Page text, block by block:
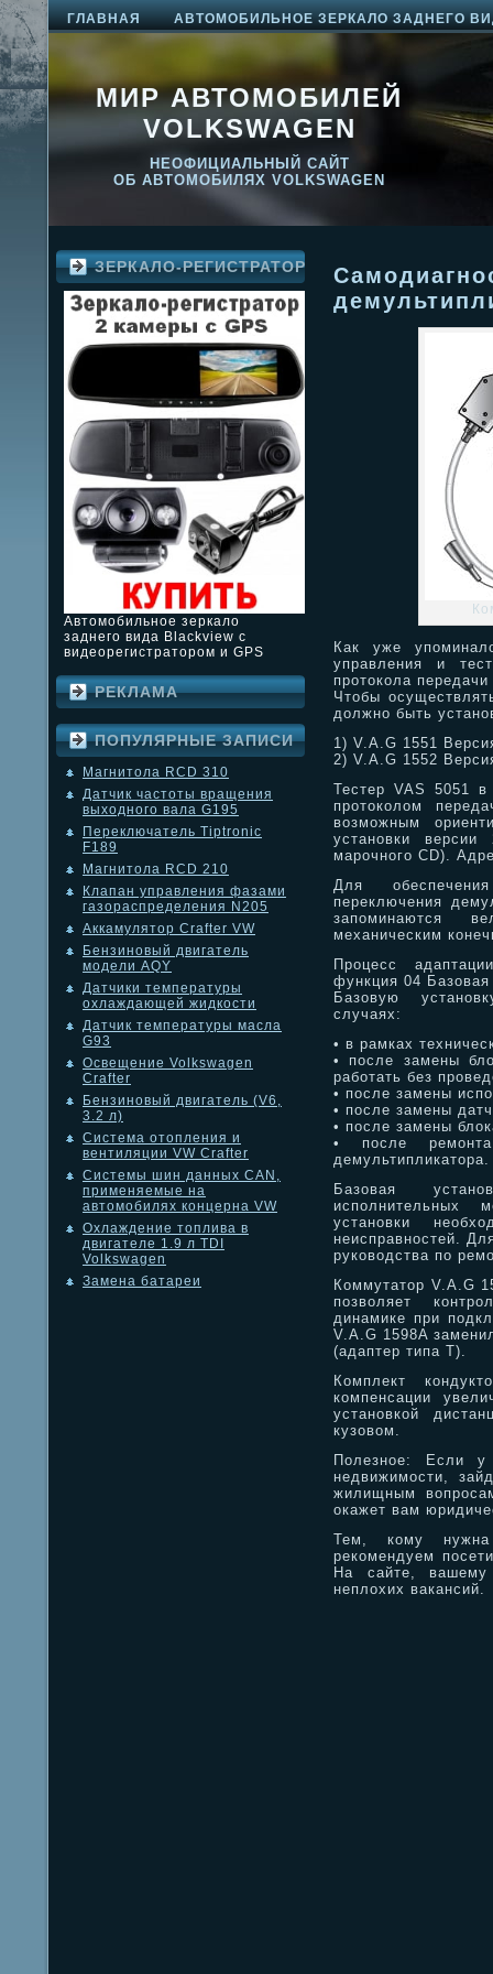
ГЛАВНАЯ АВТОМОБИЛЬНОЕ ЗЕРКАЛО ЗАДНЕГО
МИР АВТОМОБИЛЕЙ
VOLKSWAGEN
НЕОФИЦИАЛЬНЫЙ САЙТ
ОБ АВТОМОБИЛЯХ VOLKSWAGEN
ЗЕРКАЛО-РЕГИСТРАТОР
Автомобильное зеркало
заднего вида Blackview с
видеорегистратором и GPS
РЕКЛАМА
ПОПУЛЯРНЫЕ ЗАПИСИ
Магнитола RCD 310
Датчик частоты вращения
выходного вала G195
Переключатель Tiptronic
F189
Магнитола RCD 210
Клапан управления фазами
газораспределения N205
Аккамулятор Crafter VW
Бензиновый двигатель
модели AQY
Датчики температуры
охлаждающей жидкости
Датчик температуры масла
G93
Освещение Volkswagen
Crafter
Бензиновый двигатель (V6,
3.2 л)
Система отопления и
вентиляции VW Crafter
Системы шин данных CAN,
применяемые на
автомобилях концерна VW
Охлаждение топлива в
двигателе 1.9 л TDI
Volkswagen
Замена батареи
Как уже
управления и
протокола
Чтобы
должно быть
1) V.A.G 1551
2) V.A.G 1552
Тестер VAS 5051
протоколом
возможным
установки
марочного CD).
Для
переключения
запоминаются
механическим
Процесс
функция 04
Базовую
случаях:
• в рамках
• после замены
работать без
• после замены
• после замены
• после замены
• после
демультипликатора.
Базовая
исполнительных
установки
неисправностей.
руководства по
Коммутатор V.A.G
позволяет
динамике при
V.A.G 1598A
(адаптер типа T).
Комплект
компенсации
установкой
кузовом.
Полезное: Если у
недвижимости,
жилищным
окажет вам
Тем, кому
рекомендуем
На сайте,
неплохих вакансий.